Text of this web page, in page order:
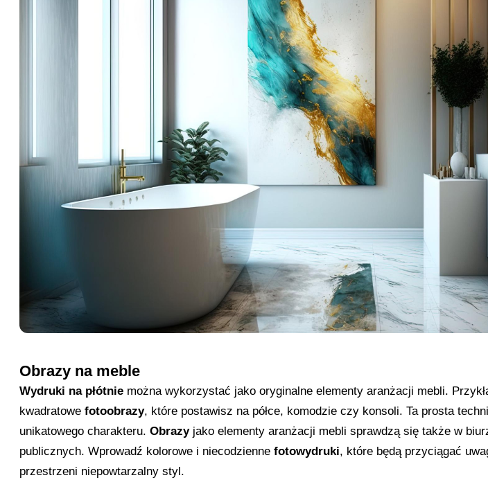
Obrazy na meble
Wydruki na płótnie można wykorzystać jako oryginalne elementy aranżacji mebli.
kwadratowe fotoobrazy, które postawisz na półce, komodzie czy konsoli. Ta prosta
unikatowego charakteru. Obrazy jako elementy aranżacji mebli sprawdzą się także w
publicznych. Wprowadź kolorowe i niecodzienne fotowydruki, które będą przyciągać
przestrzeni niepowtarzalny styl.